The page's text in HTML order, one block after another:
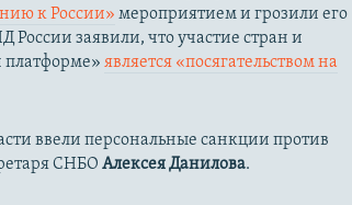
к России» мероприятием и грозили его
России заявили, что участие стран и
платформе»является «посягательством на
ввели персональные санкции против
СНБОАлексея Данилова.